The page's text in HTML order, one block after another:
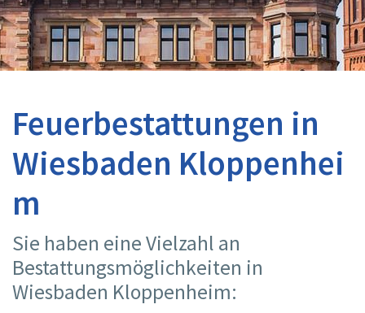
Feuerbestattungen in
Wiesbaden Kloppenhei
m
Sie haben eine Vielzahl an
Bestattungsmöglichkeiten in
Wiesbaden Kloppenheim: